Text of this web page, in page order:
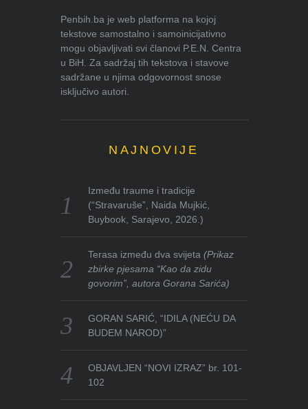
Penbih.ba je web platforma na kojoj
tekstove samostalno i samoinicijativno
mogu objavljivati svi članovi P.E.N. Centra
u BiH. Za sadržaj tih tekstova i stavove
sadržane u njima odgovornost snose
isključivo autori.
NAJNOVIJE
Između traume i tradicije
(“Stravaruše”, Naida Mujkić,
Buybook, Sarajevo, 2026.)
Terasa između dva svijeta(Prikaz
zbirke pjesama “Kao da zidu
govorim”, autora Gorana Sarića)
GORAN SARIĆ, “IDILA (NEĆU DA
BUDEM NAROD)”
OBJAVLJEN “NOVI IZRAZ” br. 101-
102